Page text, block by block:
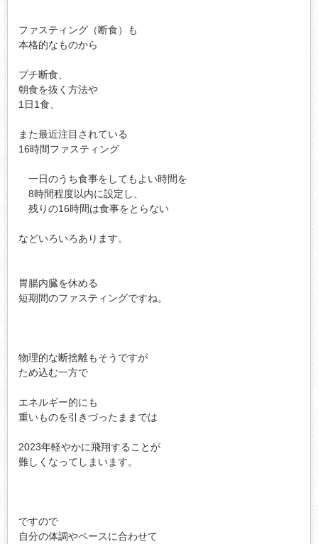
ファスティング（断食）も
本格的なものから
プチ断食、
朝食を抜く方法や
1日1食、
また最近注目されている
16時間ファスティング
一日のうち食事をしてもよい時間を
8時間程度以内に設定し、
残りの16時間は食事をとらない
などいろいろあります。
胃腸内臓を休める
短期間のファスティングですね。
物理的な断捨離もそうですが
ため込む一方で
エネルギー的にも
重いものを引きづったままでは
2023年軽やかに飛翔することが
難しくなってしまいます。
ですので
自分の体調やペースに合わせて